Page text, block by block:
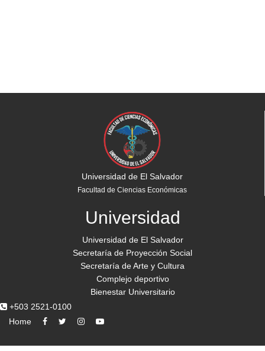
Universidad de El Salvador
Facultad de Ciencias Económicas
Universidad
Universidad de El Salvador
Secretaría de Proyección Social
Secretaría de Arte y Cultura
Complejo deportivo
Bienestar Universitario
+503 2521-0100
Home